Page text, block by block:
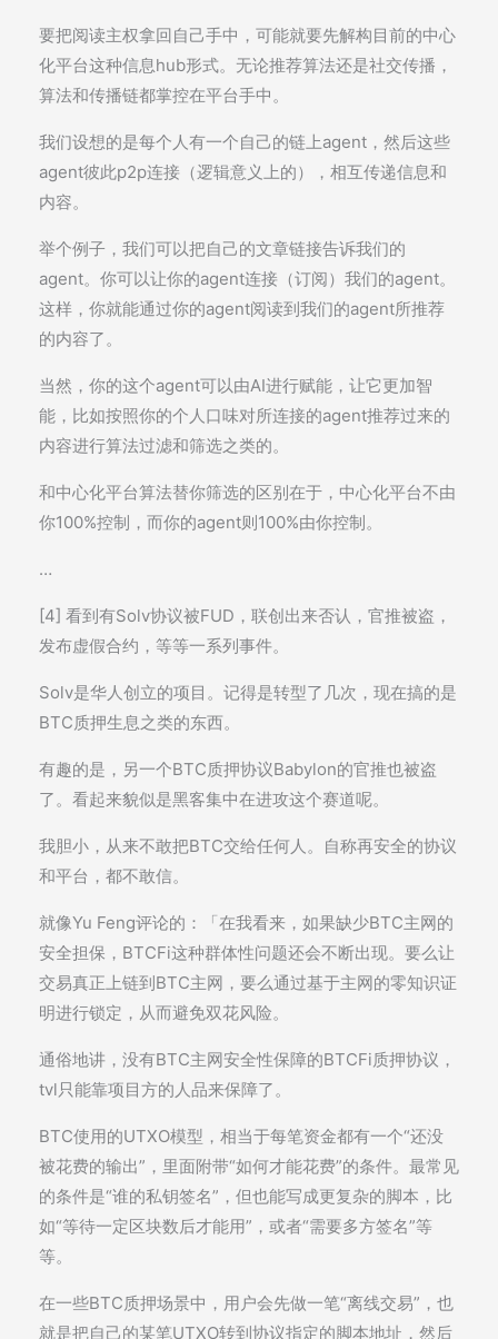
要把阅读主权拿回自己手中，可能就要先解构目前的中心
化平台这种信息hub形式。无论推荐算法还是社交传播，
算法和传播链都掌控在平台手中。
我们设想的是每个人有一个自己的链上agent，然后这些
agent彼此p2p连接（逻辑意义上的），相互传递信息和
内容。
举个例子，我们可以把自己的文章链接告诉我们的
agent。你可以让你的agent连接（订阅）我们的agent。
这样，你就能通过你的agent阅读到我们的agent所推荐
的内容了。
当然，你的这个agent可以由AI进行赋能，让它更加智
能，比如按照你的个人口味对所连接的agent推荐过来的
内容进行算法过滤和筛选之类的。
和中心化平台算法替你筛选的区别在于，中心化平台不由
你100%控制，而你的agent则100%由你控制。
…
[4] 看到有Solv协议被FUD，联创出来否认，官推被盗，
发布虚假合约，等等一系列事件。
Solv是华人创立的项目。记得是转型了几次，现在搞的是
BTC质押生息之类的东西。
有趣的是，另一个BTC质押协议Babylon的官推也被盗
了。看起来貌似是黑客集中在进攻这个赛道呢。
我胆小，从来不敢把BTC交给任何人。自称再安全的协议
和平台，都不敢信。
就像Yu Feng评论的：「在我看来，如果缺少BTC主网的
安全担保，BTCFi这种群体性问题还会不断出现。要么让
交易真正上链到BTC主网，要么通过基于主网的零知识证
明进行锁定，从而避免双花风险。
通俗地讲，没有BTC主网安全性保障的BTCFi质押协议，
tvl只能靠项目方的人品来保障了。
BTC使用的UTXO模型，相当于每笔资金都有一个“还没
被花费的输出”，里面附带“如何才能花费”的条件。最常见
的条件是“谁的私钥签名”，但也能写成更复杂的脚本，比
如“等待一定区块数后才能用”，或者“需要多方签名”等
等。
在一些BTC质押场景中，用户会先做一笔“离线交易”，也
就是把自己的某笔UTXO转到协议指定的脚本地址，然后